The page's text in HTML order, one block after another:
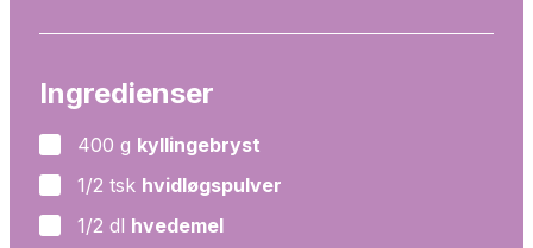
Ingredienser
▢
400 g kyllingebryst
▢
1/2 tsk hvidløgspulver
▢
1/2 dl hvedemel